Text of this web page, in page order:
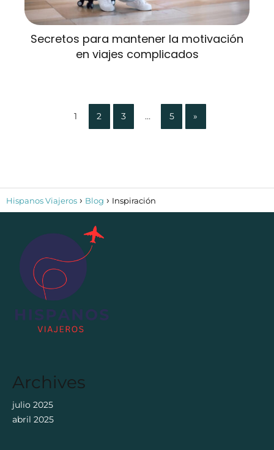
Secretos para mantener la motivación
en viajes complicados
1 2 3 … 5 »
Hispanos Viajeros Blog Inspiración
Archives
julio 2025
abril 2025